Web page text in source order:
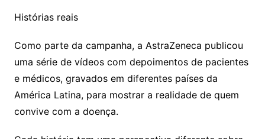
Histórias reais
Como parte da campanha, a AstraZeneca publicou
uma série de vídeos com depoimentos de pacientes
e médicos, gravados em diferentes países da
América Latina, para mostrar a realidade de quem
convive com a doença.